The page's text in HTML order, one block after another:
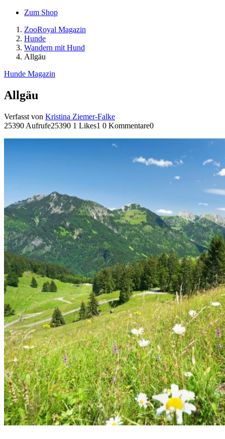
Zum Shop
ZooRoyal Magazin
Hunde
Wandern mit Hund
Allgäu
Hunde Magazin
Allgäu
Verfasst von Kristina Ziemer-Falke
25390 Aufrufe25390 1 Likes1 0 Kommentare0